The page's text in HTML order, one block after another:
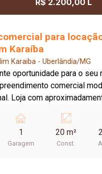
R$ 2.200,00 L
para
Karaíba
Karaiba - Uberlândia/MG
oportunidade para o seu
comercial
Loja com
prático, bem estruturado e
oferece uma
infraestrutura
1
Garagem
20 m²
Const.